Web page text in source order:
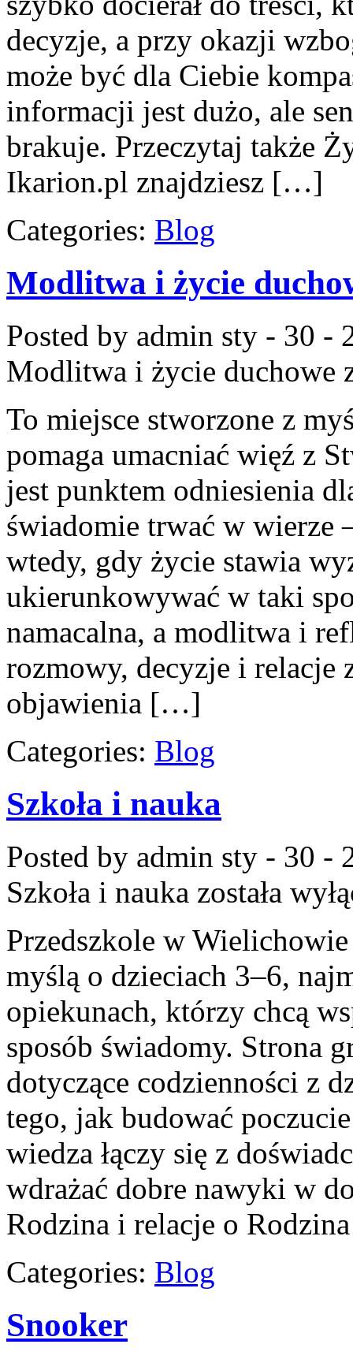
decyzje, a przy okazji
może być dla Ciebie
informacji jest dużo, ale
brakuje. Przeczytaj także
Ikarion.pl znajdziesz […]
Categories: Blog
Modlitwa i życie
Posted by admin sty - 30 -
Modlitwa i życie duchowe
To miejsce stworzone z
pomaga umacniać więź z
jest punktem odniesienia
świadomie trwać w wierze
wtedy, gdy życie stawia
ukierunkowywać w taki
namacalna, a modlitwa i
rozmowy, decyzje i
objawienia […]
Categories: Blog
Szkoła i nauka
Posted by admin sty - 30 -
Szkoła i nauka została
Przedszkole w
myślą o dzieciach 3–6,
opiekunach, którzy chcą
sposób świadomy. Strona
dotyczące codzienności z
tego, jak budować
wiedza łączy się z
wdrażać dobre nawyki w
Rodzina i relacje o
Categories: Blog
Snooker